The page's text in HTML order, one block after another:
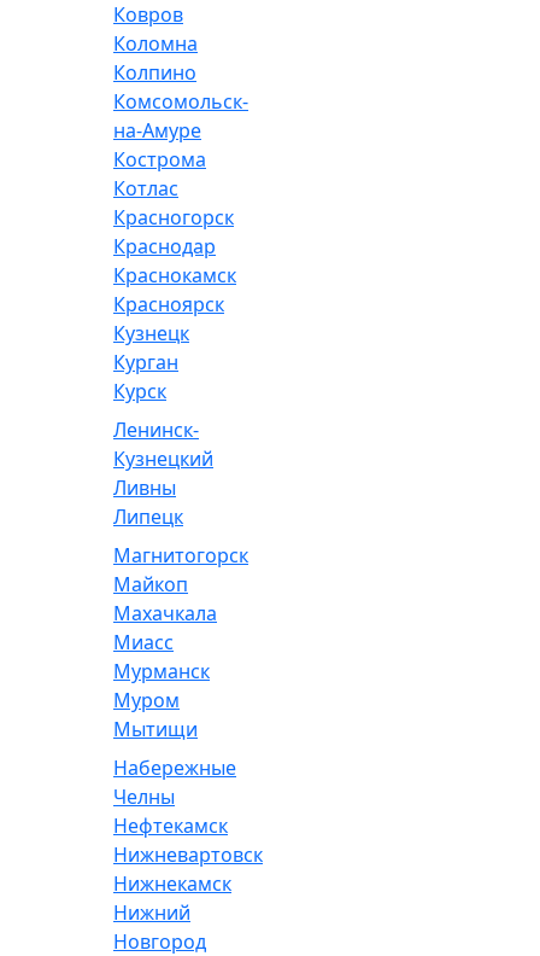
Ковров
Коломна
Колпино
Комсомольск-
на-Амуре
Кострома
Котлас
Красногорск
Краснодар
Краснокамск
Красноярск
Кузнецк
Курган
Курск
Ленинск-
Кузнецкий
Ливны
Липецк
Магнитогорск
Майкоп
Махачкала
Миасс
Мурманск
Муром
Мытищи
Набережные
Челны
Нефтекамск
Нижневартовск
Нижнекамск
Нижний
Новгород